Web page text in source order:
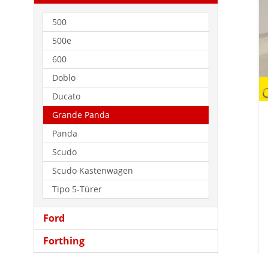
500
500e
600
Doblo
Ducato
Grande Panda
Panda
Scudo
Scudo Kastenwagen
Tipo 5-Türer
Ford
Forthing